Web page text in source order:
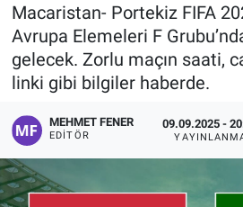
Macaristan- Portekiz FIFA
Avrupa Elemeleri F
gelecek. Zorlu maçın saati,
linki gibi bilgiler haberde.
MEHMET FENER
EDITÖR
09.09.2025 -